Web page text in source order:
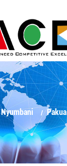
Nyumbani Pakua